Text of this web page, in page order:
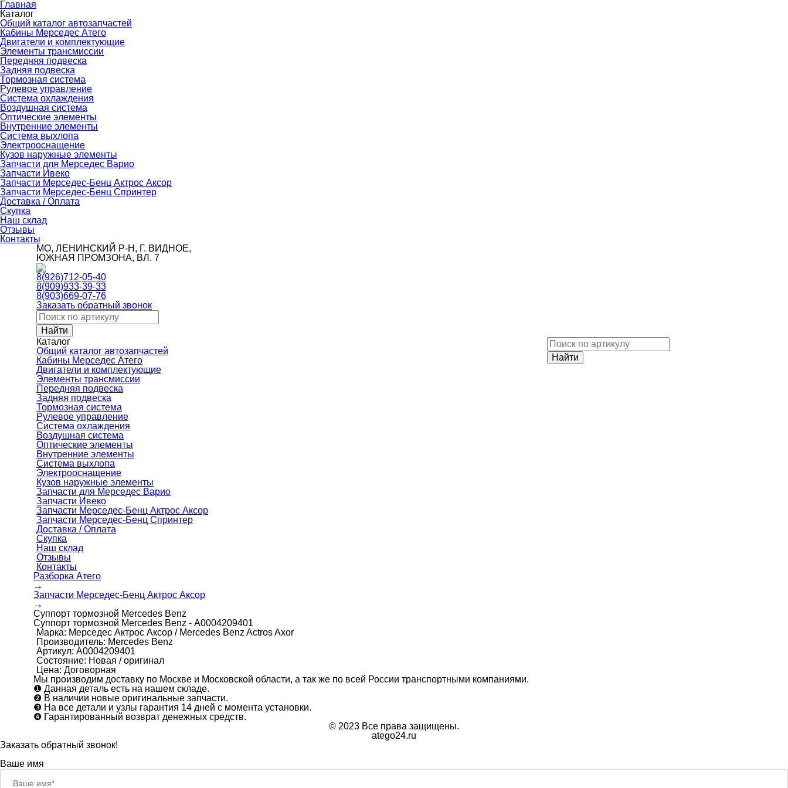
Главная
Каталог
Общий каталог автозапчастей
Кабины Мерседес Атего
Двигатели и комплектующие
Элементы трансмиссии
Передняя подвеска
Задняя подвеска
Тормозная сиcтема
Рулевое управление
Система охлаждения
Воздушная система
Оптические элементы
Внутренние элементы
Система выхлопа
Электрооснащение
Кузов наружные элементы
Запчасти для Мерседес Варио
Запчасти Ивеко
Запчасти Мерседес-Бенц Актрос Аксор
Запчасти Мерседес-Бенц Спринтер
Доставка / Оплата
Скупка
Наш склад
Отзывы
Контакты
МО, ЛЕНИНСКИЙ Р-Н, Г. ВИДНОЕ,
ЮЖНАЯ ПРОМЗОНА, ВЛ. 7
8(926)712-05-40
8(909)933-39-33
8(903)669-07-76
Заказать обратный звонок
Каталог
Общий каталог автозапчастей
Кабины Мерседес Атего
Двигатели и комплектующие
Элементы трансмиссии
Передняя подвеска
Задняя подвеска
Тормозная сиcтема
Рулевое управление
Система охлаждения
Воздушная система
Оптические элементы
Внутренние элементы
Система выхлопа
Электрооснащение
Кузов наружные элементы
Запчасти для Мерседес Варио
Запчасти Ивеко
Запчасти Мерседес-Бенц Актрос Аксор
Запчасти Мерседес-Бенц Спринтер
Доставка / Оплата
Скупка
Наш склад
Отзывы
Контакты
Разборка Атего
→
Запчасти Мерседес-Бенц Актрос Аксор
→
Суппорт тормозной Mercedes Benz
Суппорт тормозной Mercedes Benz - А0004209401
Марка: Мерседес Актрос Аксор / Mercedes Benz Actros Axor
Производитель: Mercedes Benz
Артикул: А0004209401
Состояние: Новая / оригинал
Цена: Договорная
Мы производим доставку по Москве и Московской области, а так же по всей России транспортными компаниями.
❶ Данная деталь есть на нашем складе.
❷ В наличии новые оригинальные запчасти.
❸ На все детали и узлы гарантия 14 дней с момента установки.
❹ Гарантированный возврат денежных средств.
© 2023 Все права защищены.
atego24.ru
Заказать обратный звонок!
Ваше имя